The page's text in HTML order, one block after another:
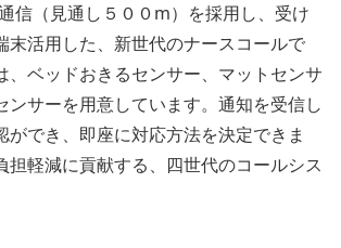
信（見通し５００m）を採用し、受け
末活用した、新世代のナースコールで
、ベッドおきるセンサー、マットセンサ
ンサーを用意しています。通知を受信し
ができ、即座に対応方法を決定できま
担軽減に貢献する、四世代のコールシス